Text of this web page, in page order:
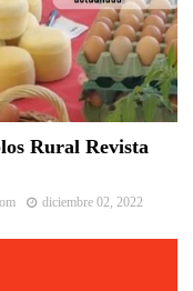
Rural Revista
diciembre 02, 2022